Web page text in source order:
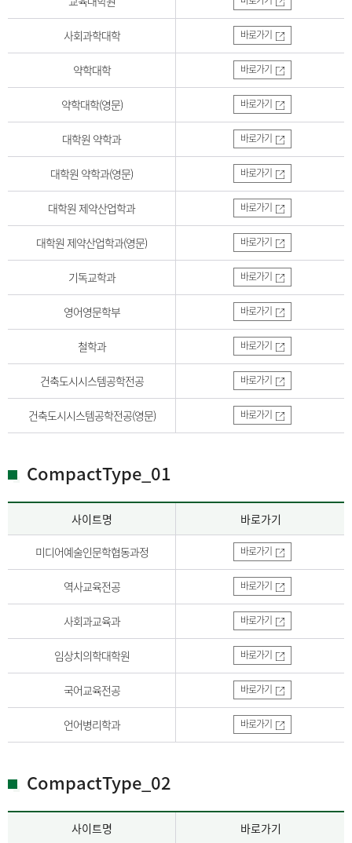
사회과학대학 바로가기
약학대학 바로가기
약학대학(영문) 바로가기
대학원 약학과 바로가기
대학원 약학과(영문) 바로가기
대학원 제약산업학과 바로가기
대학원 제약산업학과(영문) 바로가기
기독교학과 바로가기
영어영문학부 바로가기
철학과 바로가기
건축도시시스템공학전공 바로가기
건축도시시스템공학전공(영문) 바로가기
CompactType_01
사이트명 바로가기
미디어예술인문학협동과정 바로가기
역사교육전공 바로가기
사회과교육과 바로가기
임상치의학대학원 바로가기
국어교육전공 바로가기
언어병리학과 바로가기
CompactType_02
사이트명 바로가기